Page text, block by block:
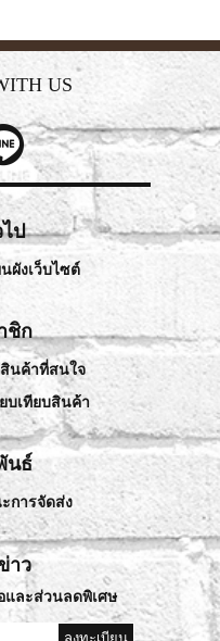
US
ป
ผังเว็บไซต์
ชิก
สินค้าที่สนใจ
บเทียบสินค้า
นธ์
การจัดส่ง
าว
และส่วนลดพิเศษ